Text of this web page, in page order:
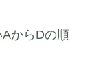
からDの順